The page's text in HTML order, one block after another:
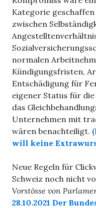
Kategorie
zwischen
normalen
Kündigungsfristen,
Entschädigung für
eigener Status für
das
Unternehmen mit
wären benachteiligt. (
will keine
Neue Regeln für
Schweiz noch nicht
Vorstösse von
28.10.2021 Der